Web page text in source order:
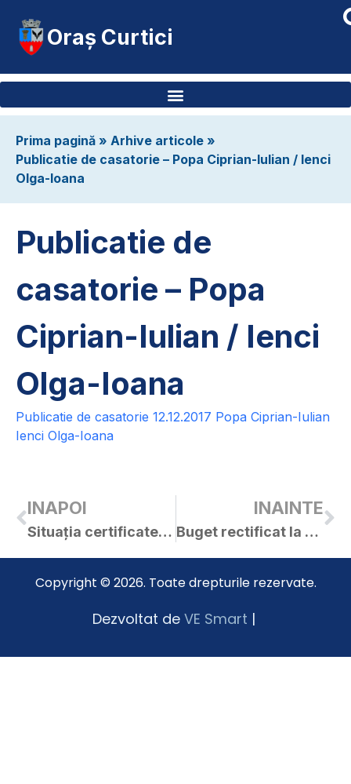
Oraș Curtici
Prima pagină » Arhive articole »
Publicatie de casatorie – Popa Ciprian-Iulian / Ienci
Olga-Ioana
Publicatie de
casatorie – Popa
Ciprian-Iulian / Ienci
Olga-Ioana
Publicatie de casatorie 12.12.2017 Popa Ciprian-Iulian
Ienci Olga-Ioana
INAPOI
Situația certificatelor de urbanism și a autorizațiile de construire eliberate în luna noiembrie 2017
INAINTE
Buget rectificat la 20.12.2017
Copyright © 2026. Toate drepturile rezervate.
Dezvoltat de VE Smart |